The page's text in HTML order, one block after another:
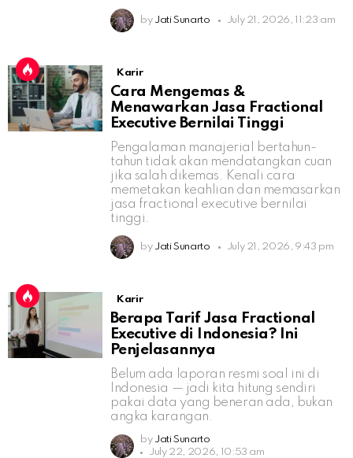
by Jati Sunarto July 21, 2026, 11:23 am
Karir
Cara Mengemas &
Menawarkan Jasa Fractional
Executive Bernilai Tinggi
Pengalaman manajerial bertahun-
tahun tidak akan mendatangkan cuan
jika salah dikemas. Kenali cara
memetakan keahlian dan memasarkan
jasa fractional executive bernilai
tinggi.
by Jati Sunarto July 21, 2026, 9:43 pm
Karir
Berapa Tarif Jasa Fractional
Executive di Indonesia? Ini
Penjelasannya
Belum ada laporan resmi soal ini di
Indonesia — jadi kita hitung sendiri
pakai data yang beneran ada, bukan
angka karangan.
by Jati Sunarto
July 22, 2026, 10:53 am